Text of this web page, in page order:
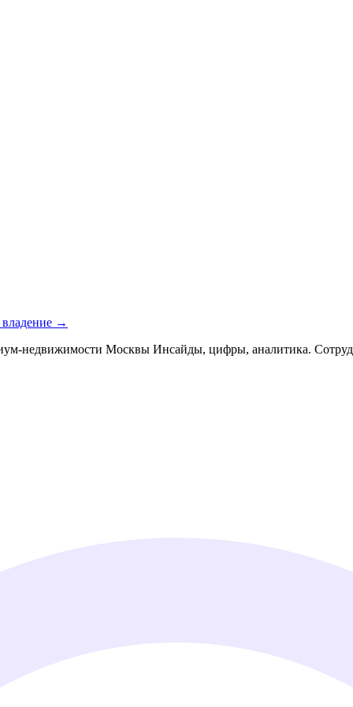
владение →
недвижимости Москвы Инсайды, цифры, аналитика.